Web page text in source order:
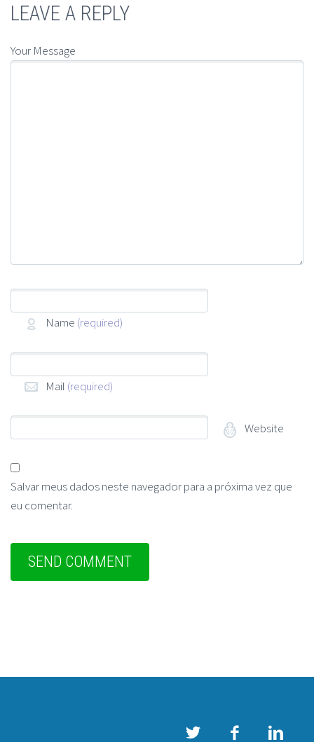
LEAVE A REPLY
Your Message
Name (required)
Mail (required)
Website
Salvar meus dados neste navegador para a próxima vez que
eu comentar.